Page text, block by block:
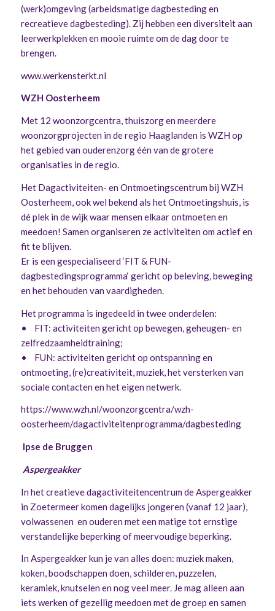
(werk)omgeving (arbeidsmatige dagbesteding en
recreatieve dagbesteding). Zij hebben een diversiteit aan
leerwerkplekken en mooie ruimte om de dag door te
brengen.
www.werkensterkt.nl
WZH Oosterheem
Met 12 woonzorgcentra, thuiszorg en meerdere
woonzorgprojecten in de regio Haaglanden is WZH op
het gebied van ouderenzorg één van de grotere
organisaties in de regio.
Het Dagactiviteiten- en Ontmoetingscentrum bij WZH
Oosterheem, ook wel bekend als het Ontmoetingshuis, is
dé plek in de wijk waar mensen elkaar ontmoeten en
meedoen! Samen organiseren ze activiteiten om actief en
fit te blijven.
Er is een gespecialiseerd ‘FIT & FUN-
dagbestedingsprogramma‘ gericht op beleving, beweging
en het behouden van vaardigheden.
Het programma is ingedeeld in twee onderdelen:
• FIT: activiteiten gericht op bewegen, geheugen- en
zelfredzaamheidtraining;
• FUN: activiteiten gericht op ontspanning en
ontmoeting, (re)creativiteit, muziek, het versterken van
sociale contacten en het eigen netwerk.
https://www.wzh.nl/woonzorgcentra/wzh-
oosterheem/dagactiviteitenprogramma/dagbesteding
Ipse de Bruggen
Aspergeakker
In het creatieve dagactiviteitencentrum de Aspergeakker
in Zoetermeer komen dagelijks jongeren (vanaf 12 jaar),
volwassenen en ouderen met een matige tot ernstige
verstandelijke beperking of meervoudige beperking.
In Aspergeakker kun je van alles doen: muziek maken,
koken, boodschappen doen, schilderen, puzzelen,
keramiek, knutselen en nog veel meer. Je mag alleen aan
iets werken of gezellig meedoen met de groep en samen